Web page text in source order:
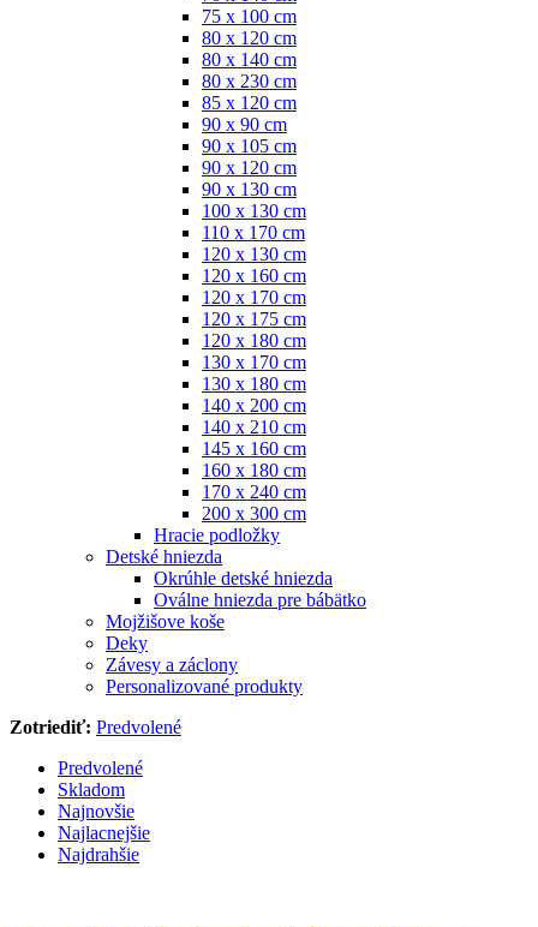
75 x 100 cm
80 x 120 cm
80 x 140 cm
80 x 230 cm
85 x 120 cm
90 x 90 cm
90 x 105 cm
90 x 120 cm
90 x 130 cm
100 x 130 cm
110 x 170 cm
120 x 130 cm
120 x 160 cm
120 x 170 cm
120 x 175 cm
120 x 180 cm
130 x 170 cm
130 x 180 cm
140 x 200 cm
140 x 210 cm
145 x 160 cm
160 x 180 cm
170 x 240 cm
200 x 300 cm
Hracie podložky
Detské hniezda
Okrúhle detské hniezda
Oválne hniezda pre bábätko
Mojžišove koše
Deky
Závesy a záclony
Personalizované produkty
Zotriediť: Predvolené
Predvolené
Skladom
Najnovšie
Najlacnejšie
Najdrahšie